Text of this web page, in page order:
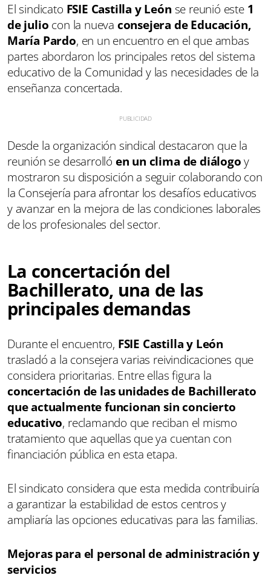
El sindicato FSIE Castilla y León se reunió este 1
de julio con la nueva consejera de Educación,
María Pardo, en un encuentro en el que ambas
partes abordaron los principales retos del sistema
educativo de la Comunidad y las necesidades de la
enseñanza concertada.
Desde la organización sindical destacaron que la
reunión se desarrolló en un clima de diálogoy
mostraron su disposición a seguir colaborando con
la Consejería para afrontar los desafíos educativos
y avanzar en la mejora de las condiciones laborales
de los profesionales del sector.
La concertación del
Bachillerato, una de las
principales demandas
Durante el encuentro, FSIE Castilla y León
trasladó a la consejera varias reivindicaciones que
considera prioritarias. Entre ellas figura la
concertación de las unidades de Bachillerato
que actualmente funcionan sin concierto
educativo, reclamando que reciban el mismo
tratamiento que aquellas que ya cuentan con
financiación pública en esta etapa.
El sindicato considera que esta medida contribuiría
a garantizar la estabilidad de estos centros y
ampliaría las opciones educativas para las familias.
Mejoras para el personal de administración y
servicios